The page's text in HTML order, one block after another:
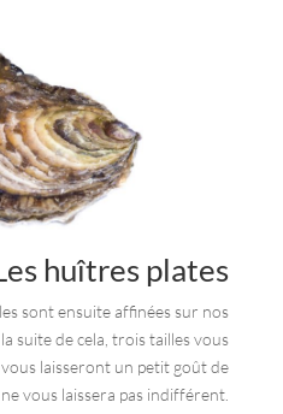
huîtres plates
sont ensuite affinées sur nos
suite de cela, trois tailles vous
laisseront un petit goût de
vous laissera pas indifférent.